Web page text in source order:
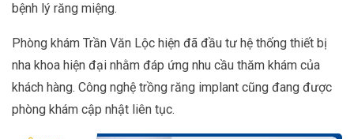
bệnh lý răng miệng.
Phòng khám Trần Văn Lộc hiện đã đầu tư hệ thống thiết bị
nha khoa hiện đại nhằm đáp ứng nhu cầu thăm khám của
khách hàng. Công nghệ trồng răng implant cũng đang được
phòng khám cập nhật liên tục.